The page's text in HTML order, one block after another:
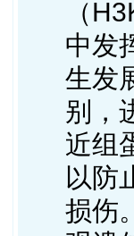
（
中发
生发
别，
近组
以防
损伤